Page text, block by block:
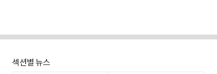
섹션별 뉴스